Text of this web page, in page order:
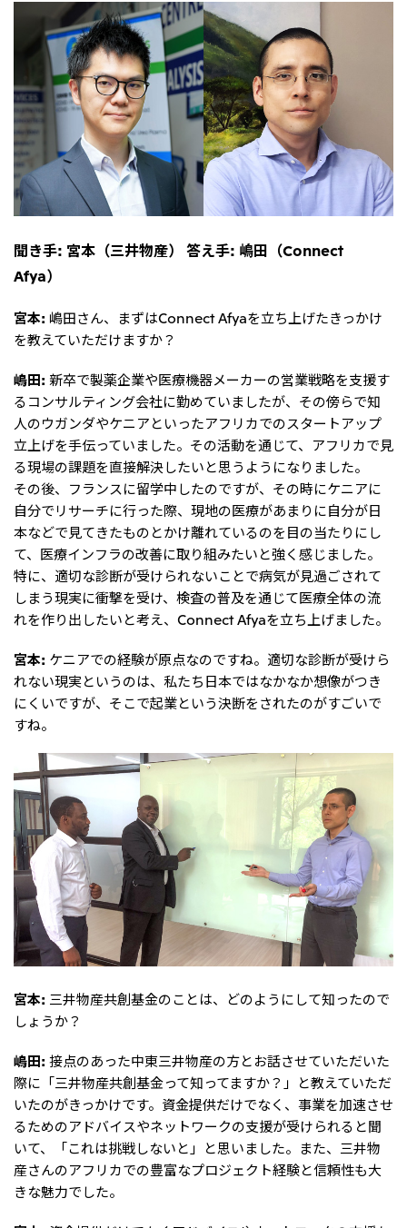
豪州三井物産株式会社
聞き手: 宮本（三井物産） 答え手: 嶋田（Connect
Afya）
宮本: 嶋田さん、まずはConnect Afyaを立ち上げたきっかけ
を教えていただけますか？
嶋田: 新卒で製薬企業や医療機器メーカーの営業戦略を支援す
るコンサルティング会社に勤めていましたが、その傍らで知
人のウガンダやケニアといったアフリカでのスタートアップ
立上げを手伝っていました。その活動を通じて、アフリカで見
る現場の課題を直接解決したいと思うようになりました。
その後、フランスに留学中したのですが、その時にケニアに
自分でリサーチに行った際、現地の医療があまりに自分が日
本などで見てきたものとかけ離れているのを目の当たりにし
て、医療インフラの改善に取り組みたいと強く感じました。
特に、適切な診断が受けられないことで病気が見過ごされて
しまう現実に衝撃を受け、検査の普及を通じて医療全体の流
れを作り出したいと考え、Connect Afyaを立ち上げました。
宮本: ケニアでの経験が原点なのですね。適切な診断が受けら
れない現実というのは、私たち日本ではなかなか想像がつき
にくいですが、そこで起業という決断をされたのがすごいで
すね。
宮本: 三井物産共創基金のことは、どのようにして知ったので
しょうか？
嶋田: 接点のあった中東三井物産の方とお話させていただいた
際に「三井物産共創基金って知ってますか？」と教えていただ
いたのがきっかけです。資金提供だけでなく、事業を加速させ
るためのアドバイスやネットワークの支援が受けられると聞
いて、「これは挑戦しないと」と思いました。また、三井物
産さんのアフリカでの豊富なプロジェクト経験と信頼性も大
きな魅力でした。